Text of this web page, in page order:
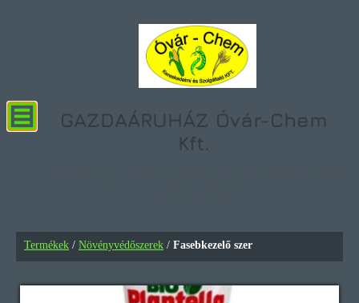
GAZDAÁRUHÁZ Óvár-Chem
Kft.
Termékek / Növényvédőszerek / Fasebkezelő szer